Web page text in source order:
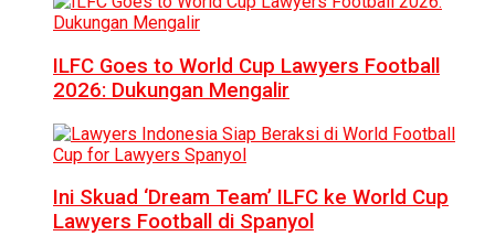
ILFC Goes to World Cup Lawyers Football
2026: Dukungan Mengalir
Ini Skuad ‘Dream Team’ ILFC ke World Cup
Lawyers Football di Spanyol